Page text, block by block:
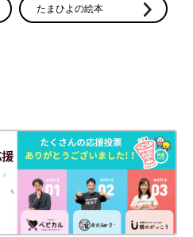
たまひよの絵本